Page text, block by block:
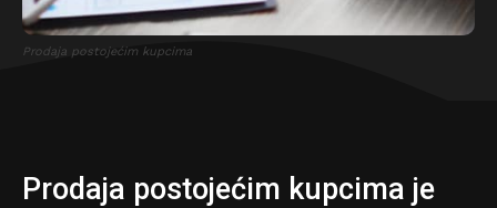
Prodaja postojećim kupcima
Prodaja postojećim kupcima je